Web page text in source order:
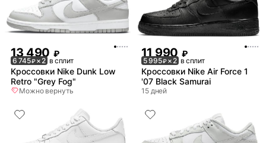
13 490 ₽
6 745₽× 2 в сплит
Кроссовки Nike Dunk Low
Retro "Grey Fog"
Можно вернуть
11 990 ₽
5 995₽× 2 в сплит
Кроссовки Nike Air Force 1
'07 Black Samurai
15 дней